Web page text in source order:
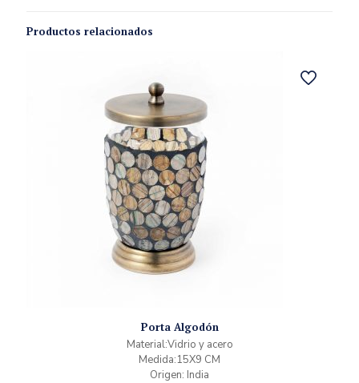
Productos relacionados
Porta Algodón
Material:Vidrio y acero
Medida:15X9 CM
Origen: India